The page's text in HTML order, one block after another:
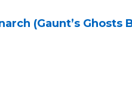
(Gaunt’s Ghosts